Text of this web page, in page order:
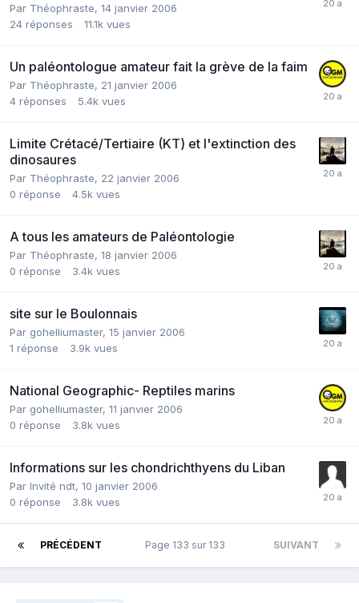
Par Théophraste, 14 janvier 2006
24 réponses 11.1k vues
Un paléontologue amateur fait la grève de la faim
Par Théophraste, 21 janvier 2006
4 réponses 5.4k vues
Limite Crétacé/Tertiaire (KT) et l'extinction des
dinosaures
Par Théophraste, 22 janvier 2006
0 réponse 4.5k vues
A tous les amateurs de Paléontologie
Par Théophraste, 18 janvier 2006
0 réponse 3.4k vues
site sur le Boulonnais
Par gohelliumaster, 15 janvier 2006
1 réponse 3.9k vues
National Geographic- Reptiles marins
Par gohelliumaster, 11 janvier 2006
0 réponse 3.8k vues
Informations sur les chondrichthyens du Liban
Par Invité ndt, 10 janvier 2006
0 réponse 3.8k vues
PRÉCÉDENT SUIVANT
Page 133 sur 133